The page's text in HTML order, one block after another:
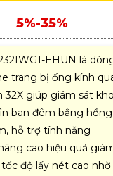
5%-35%
EHUN là
trang bị ống kính
32X giúp giám sát
ban đêm bằng hồng
hỗ trợ tính năng
cao hiệu quả
tốc độ lấy nét cao nhờ